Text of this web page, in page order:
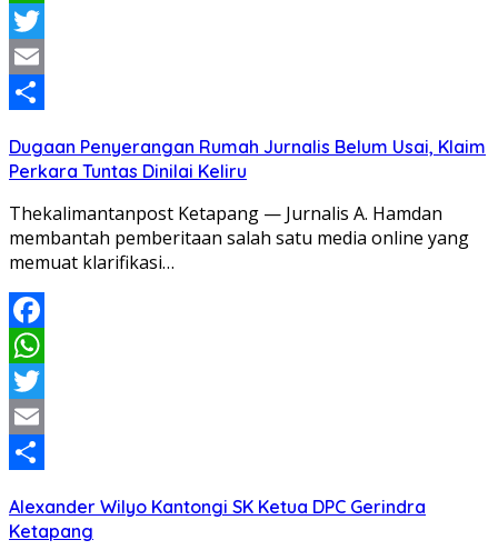
WhatsApp
Twitter
Email
Dugaan Penyerangan Rumah Jurnalis Belum Usai, Klaim
Perkara Tuntas Dinilai Keliru
Thekalimantanpost Ketapang — Jurnalis A. Hamdan
membantah pemberitaan salah satu media online yang
memuat klarifikasi…
Facebook
WhatsApp
Twitter
Email
Alexander Wilyo Kantongi SK Ketua DPC Gerindra
Ketapang